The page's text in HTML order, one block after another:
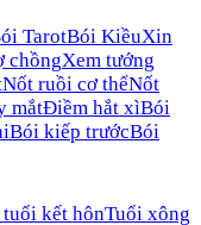
TarotBói KiềuXin
chồngXem tướng
Nốt ruồi cơ thểNốt
mắtĐiềm hắt xìBói
Bói kiếp trướcBói
tuổi kết hônTuổi xông